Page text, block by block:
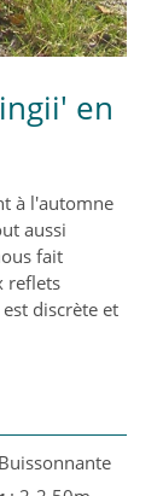
en
à l'automne
aussi
fait
reflets
discrète et
: Buissonnante